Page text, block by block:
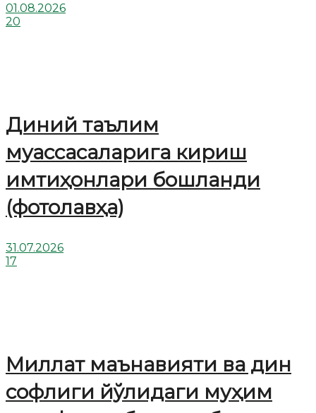
01.08.2026
20
Диний таълим
муассасаларига кириш
имтиҳонлари бошланди
(фотолавҳа)
31.07.2026
17
Миллат маънавияти ва дин
софлиги йўлидаги муҳим